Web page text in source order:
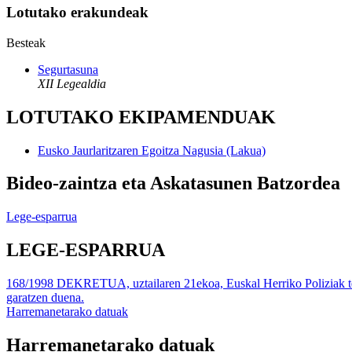
Lotutako erakundeak
Besteak
Segurtasuna
XII Legealdia
LOTUTAKO EKIPAMENDUAK
Eusko Jaurlaritzaren Egoitza Nagusia (Lakua)
Bideo-zaintza eta Askatasunen Batzordea
Lege-esparrua
LEGE-ESPARRUA
168/1998 DEKRETUA, uztailaren 21ekoa, Euskal Herriko Poliziak
garatzen duena.
Harremanetarako datuak
Harremanetarako datuak